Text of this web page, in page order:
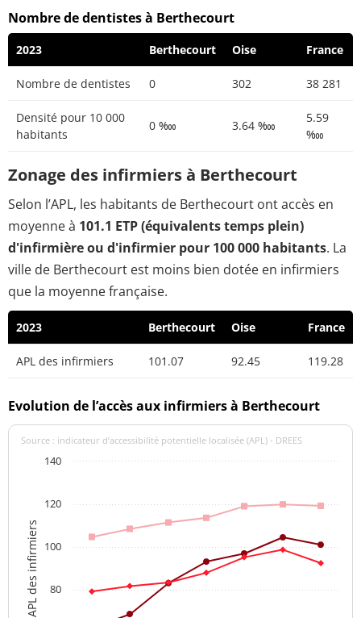
Nombre de dentistes à Berthecourt
2023 Berthecourt Oise France
Nombre de dentistes 0 302 38 281
Densité pour 10 000
habitants
0 ‱ 3.64 ‱
5.59
‱
Zonage des infirmiers à Berthecourt
Selon l’APL, les habitants de Berthecourt ont accès en
moyenne à 101.1 ETP (équivalents temps plein)
d'infirmière ou d'infirmier pour 100 000 habitants. La
ville de Berthecourt est moins bien dotée en infirmiers
que la moyenne française.
2023 Berthecourt Oise France
APL des infirmiers 101.07 92.45 119.28
Evolution de l’accès aux infirmiers à Berthecourt
APL des infirmiers
Source : indicateur d’accessibilité potentielle localisée (APL) - DREES
80
100
120
140